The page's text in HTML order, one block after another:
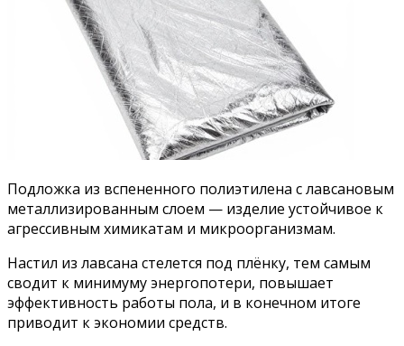
Подложка из вспененного полиэтилена с лавсановым
металлизированным слоем — изделие устойчивое к
агрессивным химикатам и микроорганизмам.
Настил из лавсана стелется под плёнку, тем самым
сводит к минимуму энергопотери, повышает
эффективность работы пола, и в конечном итоге
приводит к экономии средств.